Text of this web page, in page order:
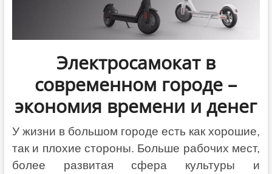
Электросамокат в
современном городе –
экономия времени и денег
У жизни в большом городе есть как хорошие,
так и плохие стороны. Больше рабочих мест,
более развитая сфера культуры и